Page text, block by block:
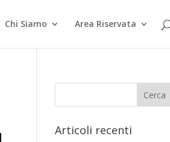
Chi Siamo Area Riservata
Articoli recenti